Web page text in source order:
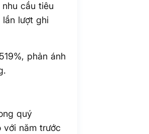
cầu tiêu
lần lượt ghi
phản ánh
quý
với năm trước